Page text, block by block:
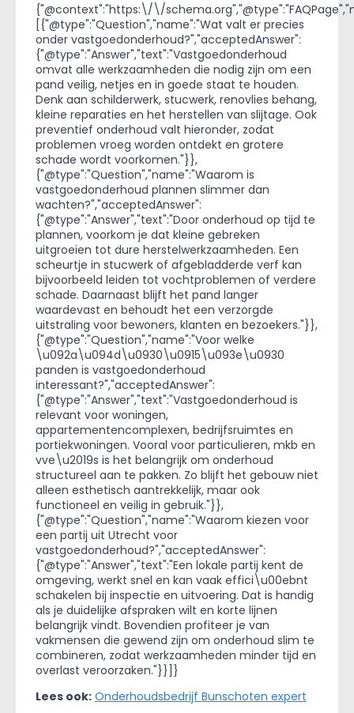
{"@context":"https:\/\/
[{"@type":"Question","name":"Wat valt er precies
onder vastgoedonderhoud?","acceptedAnswer":
{"@type":"Answer","text":"Vastgoedonderhoud
omvat alle werkzaamheden die nodig zijn om een
pand veilig, netjes en in goede staat te houden.
Denk aan schilderwerk, stucwerk, renovlies behang,
kleine reparaties en het herstellen van slijtage. Ook
preventief onderhoud valt hieronder, zodat
problemen vroeg worden ontdekt en grotere
schade wordt voorkomen."}},
{"@type":"Question","name":"Waarom is
vastgoedonderhoud plannen slimmer dan
wachten?","acceptedAnswer":
{"@type":"Answer","text":"Door onderhoud op tijd te
plannen, voorkom je dat kleine gebreken
uitgroeien tot dure herstelwerkzaamheden. Een
scheurtje in stucwerk of afgebladderde verf kan
bijvoorbeeld leiden tot vochtproblemen of verdere
schade. Daarnaast blijft het pand langer
waardevast en behoudt het een verzorgde
uitstraling voor bewoners, klanten en bezoekers."}},
{"@type":"Question","name":"Voor welke
\u092a\u094d\u0930\u0915\u093e\u0930
panden is vastgoedonderhoud
interessant?","acceptedAnswer":
{"@type":"Answer","text":"Vastgoedonderhoud is
relevant voor woningen,
appartementencomplexen, bedrijfsruimtes en
portiekwoningen. Vooral voor particulieren, mkb en
vve\u2019s is het belangrijk om onderhoud
structureel aan te pakken. Zo blijft het gebouw niet
alleen esthetisch aantrekkelijk, maar ook
functioneel en veilig in gebruik."}},
{"@type":"Question","name":"Waarom kiezen voor
een partij uit Utrecht voor
vastgoedonderhoud?","acceptedAnswer":
{"@type":"Answer","text":"Een lokale partij kent de
omgeving, werkt snel en kan vaak effici\u00ebnt
schakelen bij inspectie en uitvoering. Dat is handig
als je duidelijke afspraken wilt en korte lijnen
belangrijk vindt. Bovendien profiteer je van
vakmensen die gewend zijn om onderhoud slim te
combineren, zodat werkzaamheden minder tijd en
overlast veroorzaken."}}]}
Lees ook: Onderhoudsbedrijf Bunschoten expert